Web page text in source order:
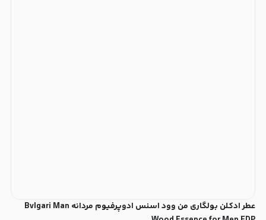
عطر ادکلن بولگاری من وود اسنس ادوپرفیوم مردانه Bvlgari Man